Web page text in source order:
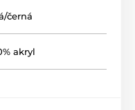
černá
akryl